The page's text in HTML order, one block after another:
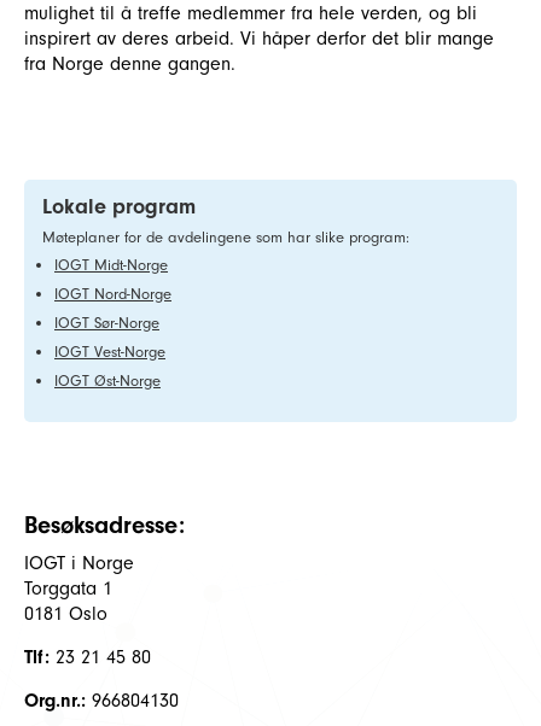
mulighet til å treffe medlemmer fra hele verden, og bli
inspirert av deres arbeid. Vi håper derfor det blir mange
fra Norge denne gangen.
Lokale program
Møteplaner for de avdelingene som har slike program:
IOGT Midt-Norge
IOGT Nord-Norge
IOGT Sør-Norge
IOGT Vest-Norge
IOGT Øst-Norge
Besøksadresse:
IOGT i Norge
Torggata 1
0181 Oslo
Tlf: 23 21 45 80
Org.nr.: 966804130